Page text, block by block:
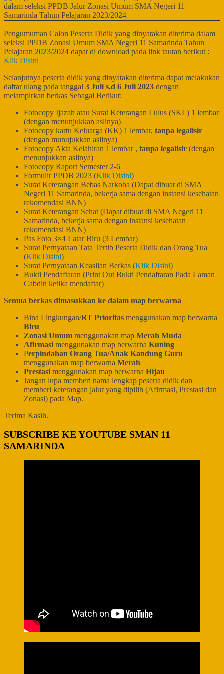
Pengumuman Calon Peserta Didik yang dinyatakan diterima dalam
seleksi PPDB Zonasi Umum SMA Negeri 11 Samarinda Tahun
Pelajaran 2023/2024 dapat di download pada link tautan berikut :
Klik Disini
Selanjutnya peserta didik yang dinyatakan diterima dapat melakukan
daftar ulang pada tanggal 3 Juli s.d 6 Juli 2023 dengan
melampirkan berkas Sebagai Berikut:
Fotocopy Ijazah atau Surat Keterangan Lulus (SKL) 1 lembar
(dengan menunjukkan aslinya)
Fotocopy kartu Keluarga (KK) 1 lembar, tanpa legalisir
(dengan munujukkan aslinya)
Fotocopy Akta Kelahiran 1 lembar , tanpa legalisir (dengan
menunjukkan aslinya)
Fotocopy Raport Semester 2-6
Formulir PPDB 2023 (Klik Disini)
Surat Keterangan Bebas Narkoba (Dapat dibuat di SMA
Negeri 11 Samarinda, bekerja sama dengan instansi kesehatan
rekomendasi BNN)
Surat Keterangan Sehat (Dapat dibuat di SMA Negeri 11
Samarinda, bekerja sama dengan instansi kesehatan
rekomendasi BNN)
Pas Foto 3×4 Latar Biru (3 Lembar)
Surat Pernyataan Tata Tertib Peserta Didik dan Orang Tua
(Klik Disini)
Surat Pernyataan Keaslian Berkas (Klik Disini)
Bukti Pendaftaran (Print Out Bukti Pendaftaran Pada Laman
Cabdin ketika mendaftar)
Semua berkas dimasukkan ke dalam map berwarna
Bina Lingkungan/RT Prioritas menggunakan map berwarna
Biru
Zonasi Umum menggunakan map Merah Muda
Afirmasi menggunakan map berwarna Kuning
Perpindahan Orang Tua/Anak Kandung Guru
menggunakan map berwarna Merah
Prestasi menggunakan map berwarna Hijau
Jangan lupa memberi nama lengkap peserta didik dan
memberi keterangan jalur yang dipilih (Afirmasi, Prestasi dan
Zonasi) pada Map.
Terima Kasih.
SUBSCRIBE KE YOUTUBE SMAN 11
SAMARINDA